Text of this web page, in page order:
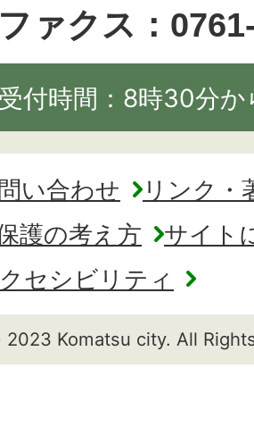
ファクス：
受付時間：8時30分
い合わせ
リンク・
護の考え方
サイト
セシビリティ
2023 Komatsu city. All